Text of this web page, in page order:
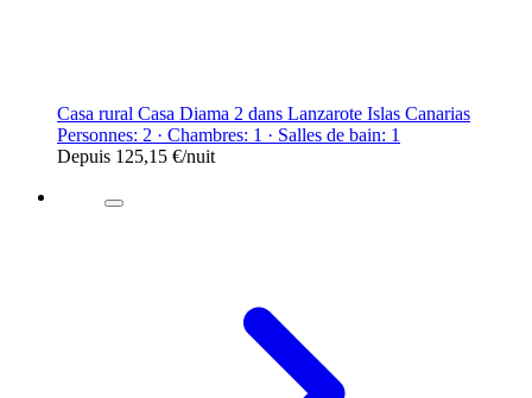
Casa rural Casa Diama 2 dans Lanzarote Islas Canarias
Personnes: 2 · Chambres: 1 · Salles de bain: 1
Depuis 125,15 €/nuit